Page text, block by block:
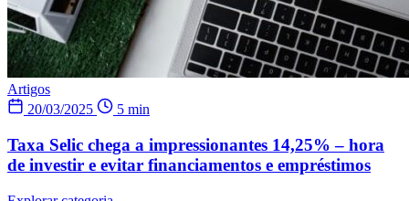
Artigos
20/03/2025
5 min
Taxa Selic chega a impressionantes 14,25% – hora
de investir e evitar financiamentos e empréstimos